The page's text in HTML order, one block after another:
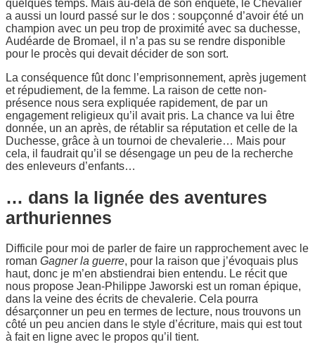
quelques temps. Mais au-delà de son enquête, le Chevalier
a aussi un lourd passé sur le dos : soupçonné d’avoir été un
champion avec un peu trop de proximité avec sa duchesse,
Audéarde de Bromael, il n’a pas su se rendre disponible
pour le procès qui devait décider de son sort.
La conséquence fût donc l’emprisonnement, après jugement
et répudiement, de la femme. La raison de cette non-
présence nous sera expliquée rapidement, de par un
engagement religieux qu’il avait pris. La chance va lui être
donnée, un an après, de rétablir sa réputation et celle de la
Duchesse, grâce à un tournoi de chevalerie… Mais pour
cela, il faudrait qu’il se désengage un peu de la recherche
des enleveurs d’enfants…
… dans la lignée des aventures
arthuriennes
Difficile pour moi de parler de faire un rapprochement avec le
roman Gagner la guerre, pour la raison que j’évoquais plus
haut, donc je m’en abstiendrai bien entendu. Le récit que
nous propose Jean-Philippe Jaworski est un roman épique,
dans la veine des écrits de chevalerie. Cela pourra
désarçonner un peu en termes de lecture, nous trouvons un
côté un peu ancien dans le style d’écriture, mais qui est tout
à fait en ligne avec le propos qu’il tient.